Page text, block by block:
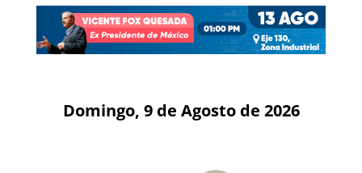
Domingo, 9 de Agosto de 2026